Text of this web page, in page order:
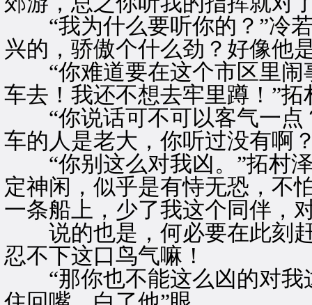
“我为什么要听你的？”冷若
兴的，骄傲个什么劲？好像他
“你难道要在这个市区里闹
车去！我还不想去牢里蹲！”
“你说话可不可以客气一点
车的人是老大，你听过没有啊
“你别这么对我凶。”拓村泽
定神闲，似乎是有恃无恐，不
一条船上，少了我这个同伴，
说的也是，何必要在此刻
忍不下这口鸟气嘛！
“那你也不能这么凶的对我